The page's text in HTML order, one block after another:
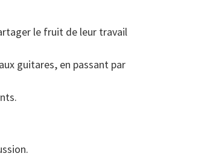
le fruit de leur travail
guitares, en passant par